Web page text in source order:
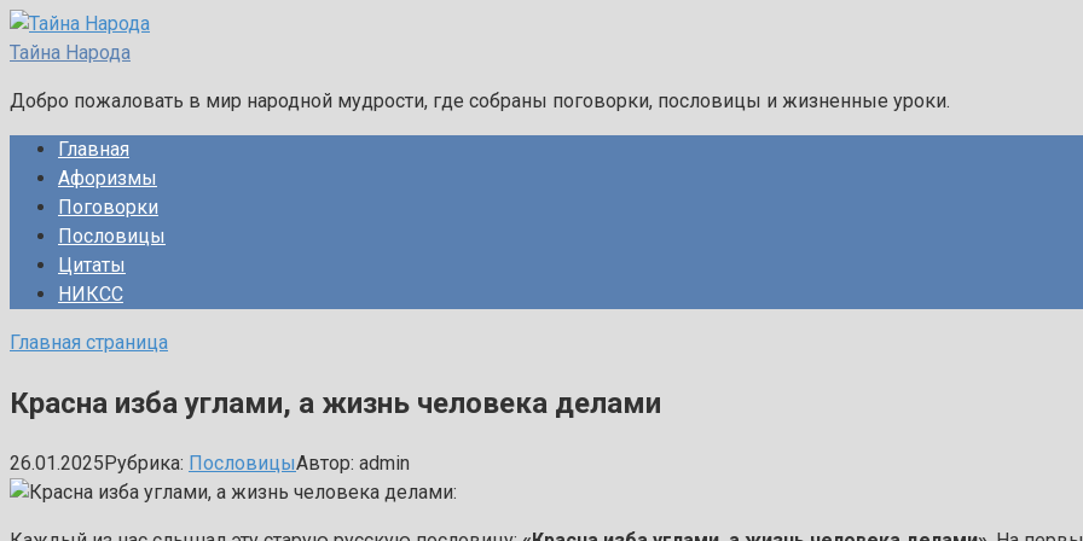
Перейти
к
Тайна Народа
Добро пожаловать в мир народной мудрости, где собраны поговорки, пословицы и жизненные уроки.
Главная
Афоризмы
Поговорки
Пословицы
Цитаты
НИКСС
Главная страница
Красна изба углами, а жизнь человека делами
26.01.2025Рубрика: ПословицыАвтор: admin